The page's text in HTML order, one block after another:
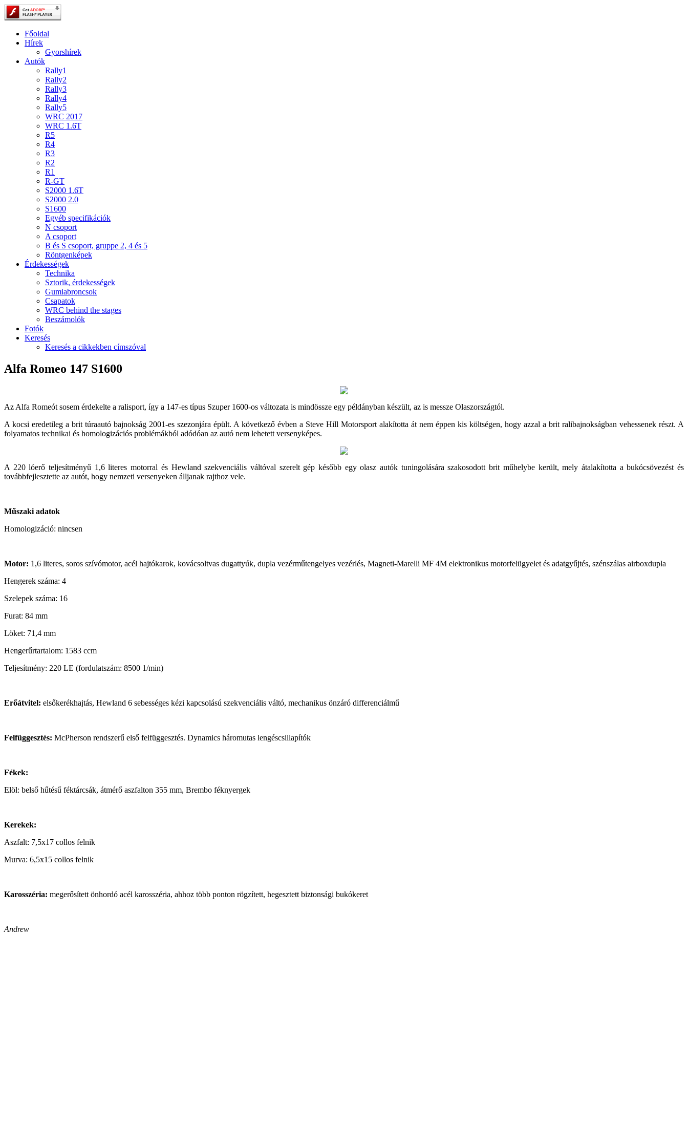
Főoldal
Hírek
Gyorshírek
Autók
Rally1
Rally2
Rally3
Rally4
Rally5
WRC 2017
WRC 1.6T
R5
R4
R3
R2
R1
R-GT
S2000 1.6T
S2000 2.0
S1600
Egyéb specifikációk
N csoport
A csoport
B és S csoport, gruppe 2, 4 és 5
Röntgenképek
Érdekességek
Technika
Sztorik, érdekességek
Gumiabroncsok
Csapatok
WRC behind the stages
Beszámolók
Fotók
Keresés
Keresés a cikkekben címszóval
Alfa Romeo 147 S1600
Az Alfa Romeót sosem érdekelte a ralisport, így a 147-es típus Szuper 1600-os változata is mindössze egy példányban készült, az is messze Olaszországtól.
A kocsi eredetileg a brit túraautó bajnokság 2001-es szezonjára épült. A következő évben a Steve Hill Motorsport alakította át nem éppen kis költségen, hogy azzal a brit ralibajnokságban vehessenek részt. A
folyamatos technikai és homologizációs problémákból adódóan az autó nem lehetett versenyképes.
A 220 lóerő teljesítményű 1,6 literes motorral és Hewland szekvenciális váltóval szerelt gép később egy olasz autók tuningolására szakosodott brit műhelybe került, mely átalakította a bukócsövezést és
továbbfejlesztette az autót, hogy nemzeti versenyeken álljanak rajthoz vele.
Műszaki adatok
Homologizáció: nincsen
Motor: 1,6 literes, soros szívómotor, acél hajtókarok, kovácsoltvas dugattyúk, dupla vezérműtengelyes vezérlés, Magneti-Marelli MF 4M elektronikus motorfelügyelet és adatgyűjtés, szénszálas airboxdupla
Hengerek száma: 4
Szelepek száma: 16
Furat: 84 mm
Löket: 71,4 mm
Hengerűrtartalom: 1583 ccm
Teljesítmény: 220 LE (fordulatszám: 8500 1/min)
Erőátvitel: elsőkerékhajtás, Hewland 6 sebességes kézi kapcsolású szekvenciális váltó, mechanikus önzáró differenciálmű
Felfüggesztés: McPherson rendszerű első felfüggesztés. Dynamics háromutas lengéscsillapítók
Fékek:
Elöl: belső hűtésű féktárcsák, átmérő aszfalton 355 mm, Brembo féknyergek
Kerekek:
Aszfalt: 7,5x17 collos felnik
Murva: 6,5x15 collos felnik
Karosszéria: megerősített önhordó acél karosszéria, ahhoz több ponton rögzített, hegesztett biztonsági bukókeret
Andrew